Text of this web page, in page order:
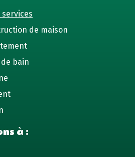
de maison
bain
à :